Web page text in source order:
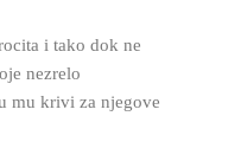
i tako dok ne
nezrelo
mu krivi za njegove